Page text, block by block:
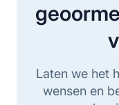
Laten we het
wensen en